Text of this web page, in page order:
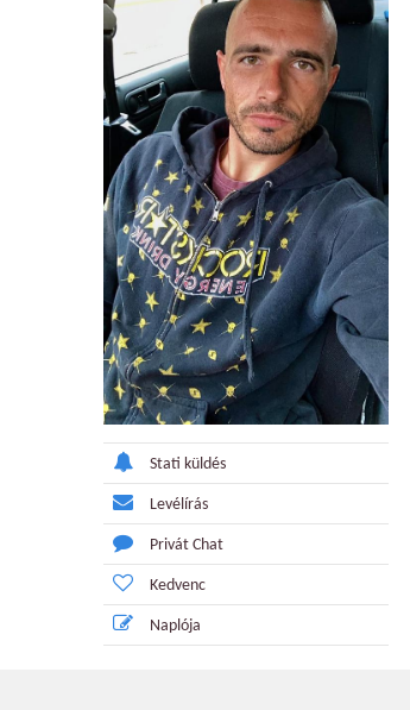
Stati küldés
Levélírás
Privát Chat
Kedvenc
Naplója